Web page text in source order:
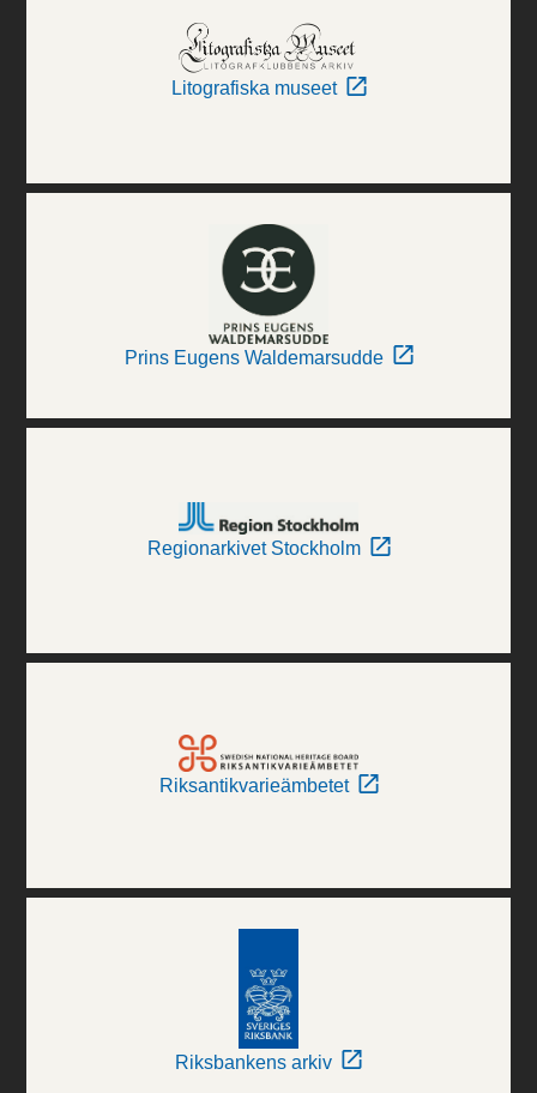
Litografiska museet
Prins Eugens Waldemarsudde
Regionarkivet Stockholm
Riksantikvarieämbetet
Riksbankens arkiv